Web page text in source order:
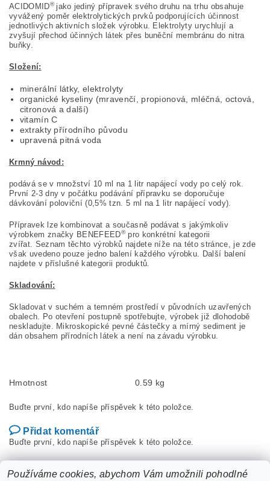
ACIDOMID®jako jediný přípravek svého druhu na trhu obsahuje
vyvážený poměr elektrolytických prvků podporujících účinnost
jednotlivých aktivních složek výrobku. Elektrolyty urychlují a
zvyšují přechod účinných látek přes buněční membránu do nitra
buňky.
Složení:
minerální látky, elektrolyty
organické kyseliny (mravenčí, propionová, mléčná, octová,
citronová a další)
vitamín C
extrakty přírodního původu
upravená pitná voda
Krmný návod:
podává se v množství 10 ml na 1 litr napájecí vody po celý rok.
První 2-3 dny v počátku podávání přípravku se doporučuje
dávkování poloviční (0,5% tzn. 5 ml na 1 litr napájecí vody).
Přípravek lze kombinovat a současně podávat s jakýmkoliv
výrobkem značky BENEFEED®pro konkrétní kategorii
zvířat. Seznam těchto výrobků najdete níže na této stránce, je zde
však uvedeno pouze jedno balení každého výrobku. Další balení
najdete v příslušné kategorii produktů.
Skladování:
Skladovat v suchém a temném prostředí v původních uzavřených
obalech. Po otevření postupně spotřebujte, výrobek již dlohodobě
neskladujte. Mikroskopické pevné částečky a mírný sediment je
dán obsahem přírodních látek a není na závadu výrobku.
Hmotnost 0.59 kg
Buďte první, kdo napíše příspěvek k této položce.
Přidat komentář
Buďte první, kdo napíše příspěvek k této položce.
Používáme cookies, abychom Vám umožnili pohodlné